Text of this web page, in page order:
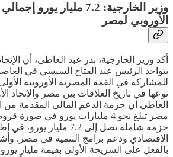
وزير الخارجية: 7.2 مليار
الأوروبي لمصر
أكد وزير الخارجية، بدر عبد العاطي، أن
بتواجد الرئيس عبد الفتاح السيسي في
للمشاركة في القمة المصرية الأوروبية
نوعها في تاريخ العلاقات بين مصر والإتحاد
العاطي أن حزمة الدعم المالي المقدمة من
مصر تبلغ نحو 4 مليارات يورو في
حزمة شاملة تصل إلى 7.2 مليار
الإقتصادي ودعم برامج التنمية في مصر.
بالفعل على الشريحة الأولى بقيمة مليار